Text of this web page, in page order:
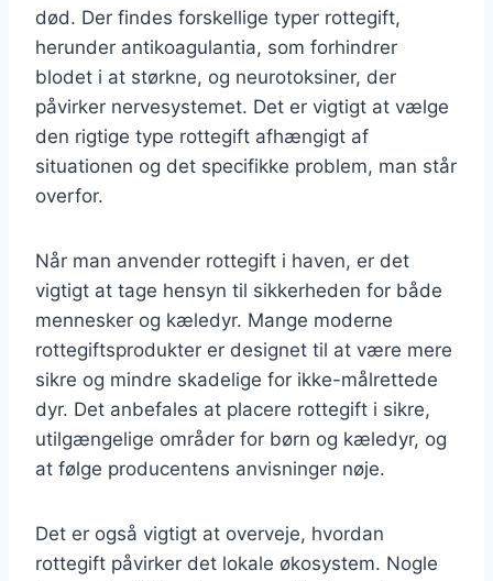
død. Der findes forskellige typer rottegift,
herunder antikoagulantia, som forhindrer
blodet i at størkne, og neurotoksiner, der
påvirker nervesystemet. Det er vigtigt at vælge
den rigtige type rottegift afhængigt af
situationen og det specifikke problem, man står
overfor.
Når man anvender rottegift i haven, er det
vigtigt at tage hensyn til sikkerheden for både
mennesker og kæledyr. Mange moderne
rottegiftsprodukter er designet til at være mere
sikre og mindre skadelige for ikke-målrettede
dyr. Det anbefales at placere rottegift i sikre,
utilgængelige områder for børn og kæledyr, og
at følge producentens anvisninger nøje.
Det er også vigtigt at overveje, hvordan
rottegift påvirker det lokale økosystem. Nogle